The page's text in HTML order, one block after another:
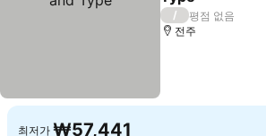
요금 보기
/
평점 없음
전주
최저가 ₩57,441